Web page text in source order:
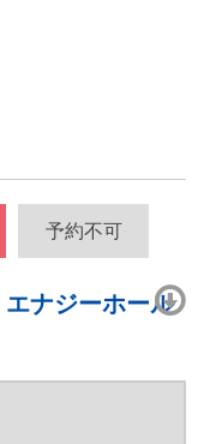
予約不可
ナジーホール